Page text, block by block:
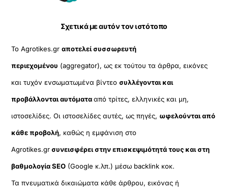
Σχετικά με αυτόν τον ιστότοπο
Το Agrotikes.grαποτελεί συσσωρευτή
περιεχομένου (aggregator), ως εκ τούτου τα άρθρα, εικόνες
και τυχόν ενσωματωμένα βίντεοσυλλέγονται και
προβάλλονται αυτόματααπό τρίτες, ελληνικές και μη,
ιστοσελίδες. Οι ιστοσελίδες αυτές, ως πηγές, ωφελούνται από
κάθε προβολή, καθώς η εμφάνιση στο
Agrotikes.grσυνεισφέρει στην επισκεψιμότητά τους και στη
βαθμολογία SEO (Google κ.λπ.) μέσω backlink κοκ.
Τα πνευματικά δικαιώματα κάθε άρθρου, εικόνας ή